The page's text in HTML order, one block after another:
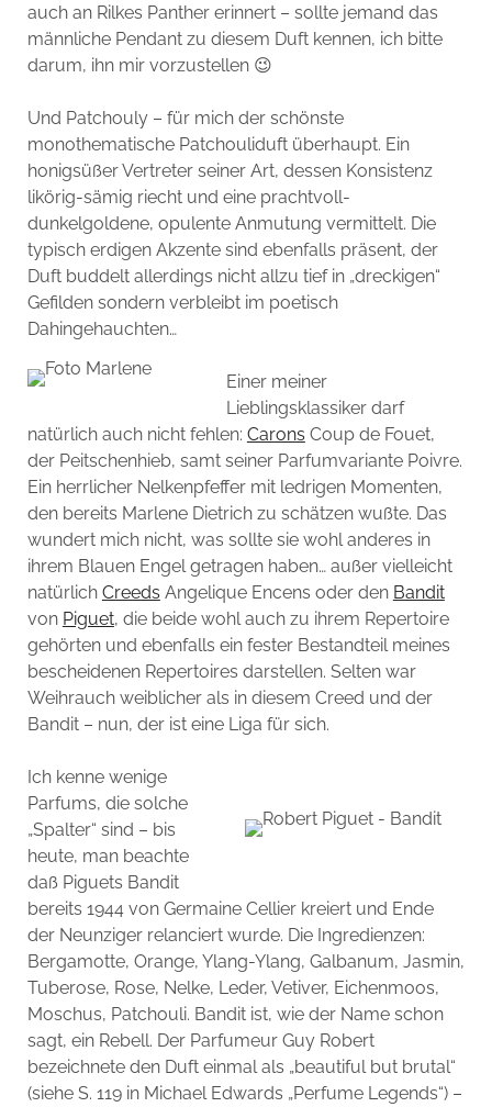
auch an Rilkes Panther erinnert – sollte jemand das
männliche Pendant zu diesem Duft kennen, ich bitte
darum, ihn mir vorzustellen 😉
Und Patchouly – für mich der schönste
monothematische Patchouliduft überhaupt. Ein
honigsüßer Vertreter seiner Art, dessen Konsistenz
likörig-sämig riecht und eine prachtvoll-
dunkelgoldene, opulente Anmutung vermittelt. Die
typisch erdigen Akzente sind ebenfalls präsent, der
Duft buddelt allerdings nicht allzu tief in „dreckigen“
Gefilden sondern verbleibt im poetisch
Dahingehauchten…
Einer meiner
Lieblingsklassiker darf
natürlich auch nicht fehlen: Carons Coup de Fouet,
der Peitschenhieb, samt seiner Parfumvariante Poivre.
Ein herrlicher Nelkenpfeffer mit ledrigen Momenten,
den bereits Marlene Dietrich zu schätzen wußte. Das
wundert mich nicht, was sollte sie wohl anderes in
ihrem Blauen Engel getragen haben… außer vielleicht
natürlich Creeds Angelique Encens oder den Bandit
von Piguet, die beide wohl auch zu ihrem Repertoire
gehörten und ebenfalls ein fester Bestandteil meines
bescheidenen Repertoires darstellen. Selten war
Weihrauch weiblicher als in diesem Creed und der
Bandit – nun, der ist eine Liga für sich.
Ich kenne wenige
Parfums, die solche
„Spalter“ sind – bis
heute, man beachte
daß Piguets Bandit
bereits 1944 von Germaine Cellier kreiert und Ende
der Neunziger relanciert wurde. Die Ingredienzen:
Bergamotte, Orange, Ylang-Ylang, Galbanum, Jasmin,
Tuberose, Rose, Nelke, Leder, Vetiver, Eichenmoos,
Moschus, Patchouli. Bandit ist, wie der Name schon
sagt, ein Rebell. Der Parfumeur Guy Robert
bezeichnete den Duft einmal als „beautiful but brutal“
(siehe S. 119 in Michael Edwards „Perfume Legends“) –